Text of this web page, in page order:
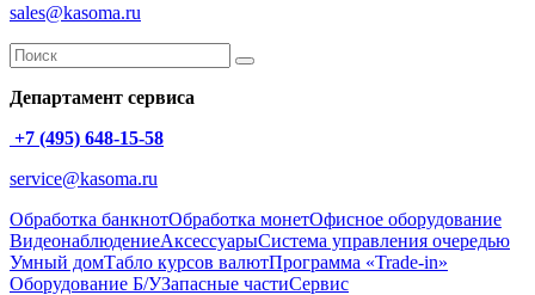
sales@kasoma.ru
Департамент сервиса
+7 (495) 648-15-58
service@kasoma.ru
Обработка банкнотОбработка монетОфисное оборудование
ВидеонаблюдениеАксессуарыСистема управления очередью
Умный домТабло курсов валютПрограмма «Trade-in»
Оборудование Б/УЗапасные частиСервис